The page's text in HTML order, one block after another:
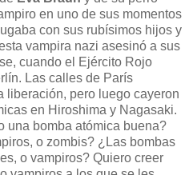
en uno de sus momentos
con sus rubísimos hijos y
vampira nazi asesinó a sus
cuando el Ejército Rojo
Las calles de París
liberación, pero luego cayeron
en Hiroshima y Nagasaki.
una bomba atómica buena?
o zombis? ¿Las bombas
o vampiros? Quiero creer